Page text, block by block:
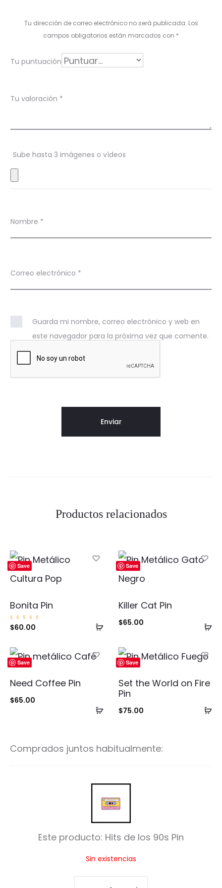
r
i
o
e
s
Tu dirección de correo electrónico no será publicada. Los
campos obligatorios están marcados con *
Tu puntuación
Tu valoración *
Sube hasta 3 imágenes o vídeos
Nombre *
Correo electrónico *
Guarda mi nombre, correo electrónico y web en
este navegador para la próxima vez que comente.
Productos relacionados
Save
Añadir
carrito
Bonita Pin
Valorad
o con
$60.00
Save
Killer Cat Pin
$65.00
Save
Añadir
Need Coffee Pin
$65.00
Save
Set the World on Fire
Pin
$75.00
Comprados juntos habitualmente:
H
i
t
s
d
Este producto: Hits de los 90s Pin
Sin existencias